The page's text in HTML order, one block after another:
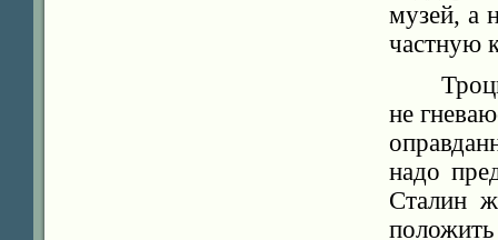
музей, а
частную
не
надо
Сталин